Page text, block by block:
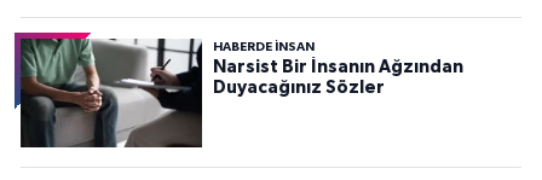
HABERDE INSAN
Narsist Bir İnsanın Ağzından
Duyacağınız Sözler